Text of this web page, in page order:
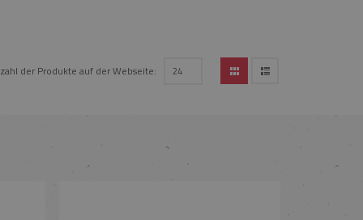
der Produkte auf der Webseite: 24